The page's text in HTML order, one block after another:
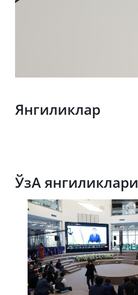
Янгиликлар
ЎзА янгиликлари